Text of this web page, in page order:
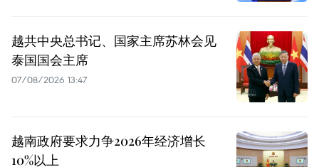
越共中央总书记、国家主席苏林会见
泰国国会主席
07/08/2026 13:47
越南政府要求力争2026年经济增长
10%以上